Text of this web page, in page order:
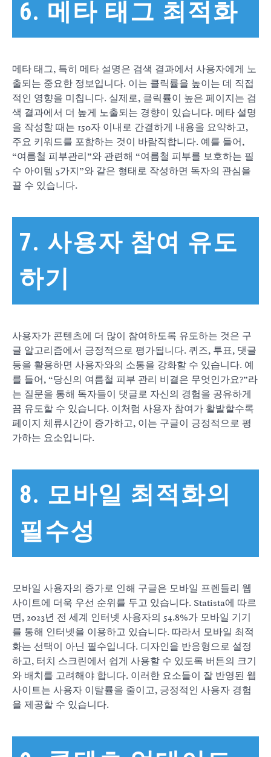
6. 메타 태그 최적화
메타 태그, 특히 메타 설명은 검색 결과에서 사용자에게 노
출되는 중요한 정보입니다. 이는 클릭률을 높이는 데 직접
적인 영향을 미칩니다. 실제로, 클릭률이 높은 페이지는 검
색 결과에서 더 높게 노출되는 경향이 있습니다. 메타 설명
을 작성할 때는 150자 이내로 간결하게 내용을 요약하고,
주요 키워드를 포함하는 것이 바람직합니다. 예를 들어,
“여름철 피부관리”와 관련해 “여름철 피부를 보호하는 필
수 아이템 5가지”와 같은 형태로 작성하면 독자의 관심을
끌 수 있습니다.
7. 사용자 참여 유도
하기
사용자가 콘텐츠에 더 많이 참여하도록 유도하는 것은 구
글 알고리즘에서 긍정적으로 평가됩니다. 퀴즈, 투표, 댓글
등을 활용하면 사용자와의 소통을 강화할 수 있습니다. 예
를 들어, “당신의 여름철 피부 관리 비결은 무엇인가요?”라
는 질문을 통해 독자들이 댓글로 자신의 경험을 공유하게
끔 유도할 수 있습니다. 이처럼 사용자 참여가 활발할수록
페이지 체류시간이 증가하고, 이는 구글이 긍정적으로 평
가하는 요소입니다.
8. 모바일 최적화의
필수성
모바일 사용자의 증가로 인해 구글은 모바일 프렌들리 웹
사이트에 더욱 우선 순위를 두고 있습니다. Statista에 따르
면, 2023년 전 세계 인터넷 사용자의 54.8%가 모바일 기기
를 통해 인터넷을 이용하고 있습니다. 따라서 모바일 최적
화는 선택이 아닌 필수입니다. 디자인을 반응형으로 설정
하고, 터치 스크린에서 쉽게 사용할 수 있도록 버튼의 크기
와 배치를 고려해야 합니다. 이러한 요소들이 잘 반영된 웹
사이트는 사용자 이탈률을 줄이고, 긍정적인 사용자 경험
을 제공할 수 있습니다.